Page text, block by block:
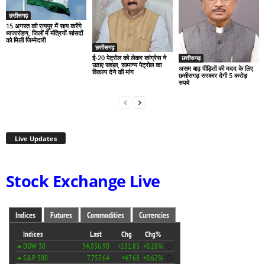
छत्तीसगढ़
15 अगस्त को रायपुर में साय करेंगे
ध्वजारोहण, जिलों में मंत्रियों-सांसदों
को मिली जिम्मेदारी
छत्तीसगढ़
ई-20 पेट्रोल को लेकर कांग्रेस ने
उठाए सवाल, सामान्य पेट्रोल का
विकल्प देने की मांग
छत्तीसगढ़
असम बाढ़ पीड़ितों की मदद के लिए
छत्तीसगढ़ सरकार देगी 5 करोड़
रुपये
Live Updates
Stock Exchange Live